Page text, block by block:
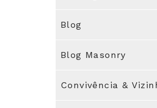
Blog
Blog Masonry
Convivência &